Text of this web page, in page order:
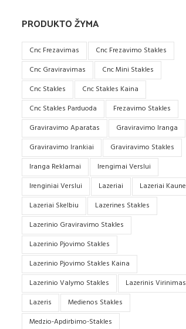
PRODUKTO ŽYMA
Cnc Frezavimas
Cnc Frezavimo Stakles
Cnc Graviravimas
Cnc Mini Stakles
Cnc Stakles
Cnc Stakles Kaina
Cnc Stakles Parduoda
Frezavimo Stakles
Graviravimo Aparatas
Graviravimo Iranga
Graviravimo Irankiai
Graviravimo Stakles
Iranga Reklamai
Irengimai Verslui
Irenginiai Verslui
Lazeriai
Lazeriai Kaune
Lazeriai Skelbiu
Lazerines Stakles
Lazerinio Graviravimo Stakles
Lazerinio Pjovimo Stakles
Lazerinio Pjovimo Stakles Kaina
Lazerinio Valymo Stakles
Lazerinis Virinimas
Lazeris
Medienos Stakles
Medzio-Apdirbimo-Stakles